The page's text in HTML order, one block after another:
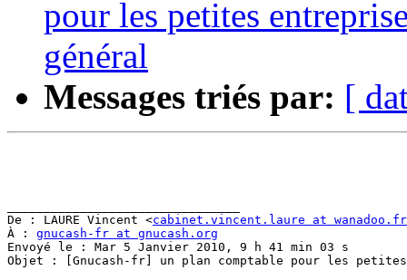
pour les petites
général
Messages triés par: [
De : LAURE Vincent <cabinet.vincent.laure at wanadoo.fr
À : gnucash-fr at gnucash.org
Envoyé le : Mar 5 Janvier 2010, 9 h 41 min 03 s
Objet : [Gnucash-fr] un plan comptable pour les